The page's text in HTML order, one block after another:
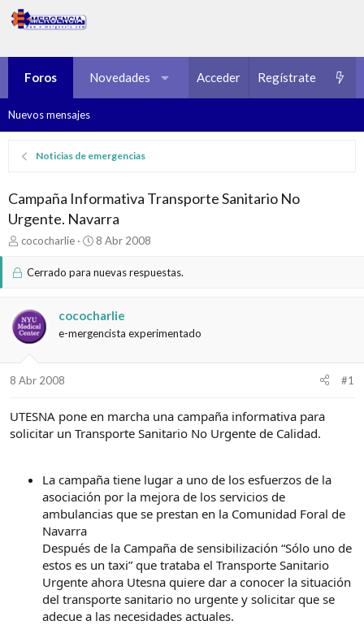
Foros Novedades Multimedia Recursos
Acceder Regístrate
Nuevos mensajes
Noticias de emergencias
Campaña Informativa Transporte Sanitario No
Urgente. Navarra
I
i
a
d
o
e
t
e
cococharlie
F
c
d
o
8 Abr 2008
Cerrado para nuevas respuestas.
cococharlie
e-mergencista experimentado
8 Abr 2008 #1
UTESNA pone en marcha una campaña informativa para
solicitar un Transporte Sanitario No Urgente de Calidad.
La campaña tiene lugar a uno de los esfuerzos de la
asociación por la mejora de los servicios de
ambulancias que se prestan en la Comunidad Foral de
Navarra
Después de la Campaña de sensibilización “Sólo uno de
estos es un taxi” que trataba el Transporte Sanitario
Urgente ahora Utesna quiere dar a conocer la situación
del transporte sanitario no urgente y solicitar que se
adecue a las necesidades actuales.